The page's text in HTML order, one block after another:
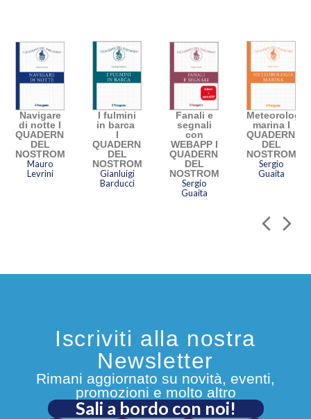
Navigare
di notte I
QUADERNI
DEL
NOSTROMO
Mauro
Levrini
I fulmini
in barca
I
QUADERNI
DEL
NOSTROMO
Gianluigi
Barducci
Fanali e
segnali
con
WEBAPP I
QUADERNI
DEL
NOSTROMO
Sergio
Guaita
Meteorologia
marina I
QUADERNI
DEL
NOSTROMO
Sergio
Guaita
Iscriviti alla nostra
Newsletter
Rimani aggiornato su novità, eventi,
promozioni e molto altro
Sali a bordo con noi!